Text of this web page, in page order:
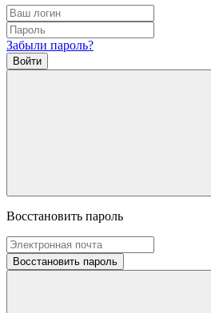
Забыли пароль?
Войти
Восстановить пароль
Восстановить пароль